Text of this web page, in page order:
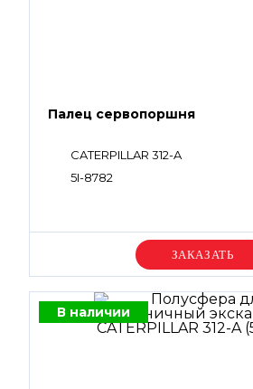
Палец сервопоршня
CATERPILLAR 312-A
5I-8782
Уточняйте цену
В наличии